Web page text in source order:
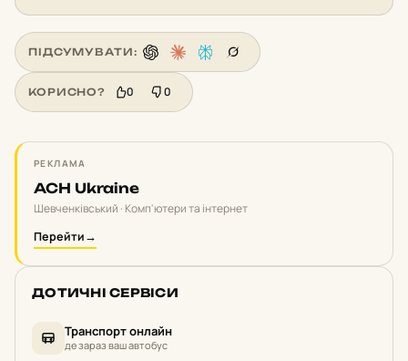
ПІДСУМУВАТИ:
КОРИСНО? 0 0
РЕКЛАМА
ACH Ukraine
Шевченківський · Комп'ютери та інтернет
Перейти→
ДОТИЧНІ СЕРВІСИ
Транспорт онлайн
де зараз ваш автобус